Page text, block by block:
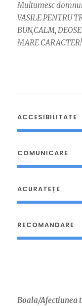
Multumesc
VASILE PENTRU
BUN,CALM,
MARE
ACCESIBILITATE
COMUNICARE
ACURATEȚE
RECOMANDARE
Boala/Afectiunea